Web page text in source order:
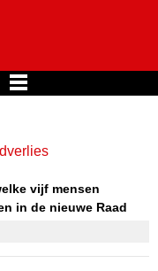
vijf mensen
in de nieuwe Raad
Have, Marjan Olfers,
zullen bij